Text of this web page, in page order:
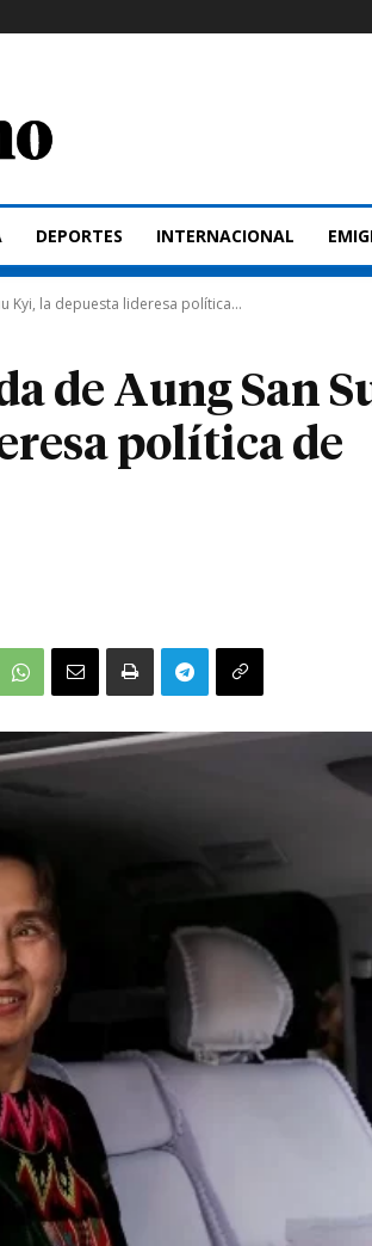
DEPORTES INTERNACIONAL
Kyi, la depuesta lideresa política...
de Aung San
política de